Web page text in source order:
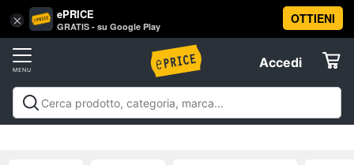
× ePRICE
GRATIS - su Google Play
OTTIENI
Accedi
Accedi
Registrati
Offerte
Vai
al
Sport
Abbigliamento